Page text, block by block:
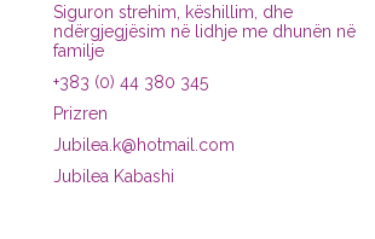
Siguron strehim, këshillim, dhe
ndërgjegjësim në lidhje me dhunën në
familje
+383 (0) 44 380 345
Prizren
Jubilea.k@hotmail.com
Jubilea Kabashi